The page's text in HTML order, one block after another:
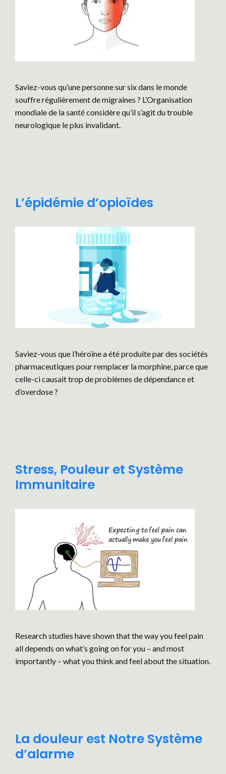
Saviez-vous qu’une personne sur six dans le monde
souffre régulièrement de migraines ? L’Organisation
mondiale de la santé considère qu’il s’agit du trouble
neurologique le plus invalidant.
L’épidémie d’opioïdes
Saviez-vous que l’héroïne a été produite par des sociétés
pharmaceutiques pour remplacer la morphine, parce que
celle-ci causait trop de problèmes de dépendance et
d’overdose ?
Stress, Pouleur et Système
Immunitaire
Research studies have shown that the way you feel pain
all depends on what’s going on for you – and most
importantly – what you think and feel about the situation.
La douleur est Notre Système
d’alarme